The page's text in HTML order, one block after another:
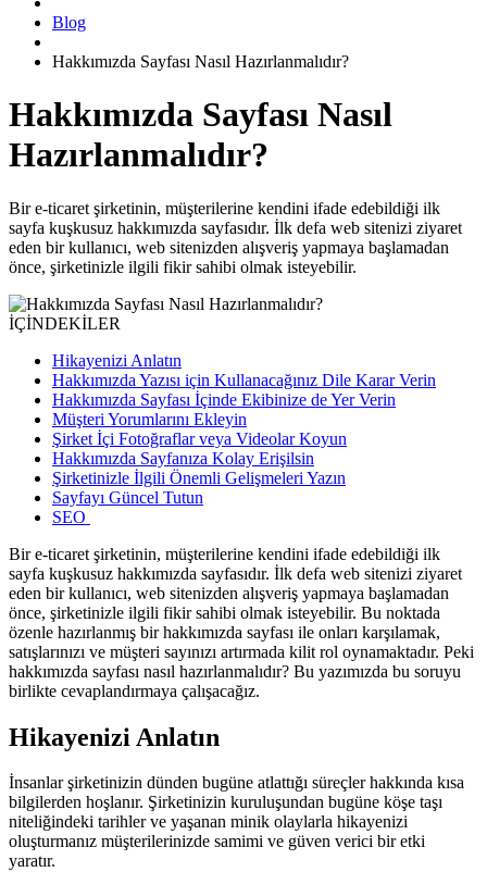
Blog
Hakkımızda Sayfası Nasıl Hazırlanmalıdır?
Hakkımızda Sayfası Nasıl
Hazırlanmalıdır?
Bir e-ticaret şirketinin, müşterilerine kendini ifade edebildiği ilk
sayfa kuşkusuz hakkımızda sayfasıdır. İlk defa web sitenizi ziyaret
eden bir kullanıcı, web sitenizden alışveriş yapmaya başlamadan
önce, şirketinizle ilgili fikir sahibi olmak isteyebilir.
İÇİNDEKİLER
Hikayenizi Anlatın
Hakkımızda Yazısı için Kullanacağınız Dile Karar Verin
Hakkımızda Sayfası İçinde Ekibinize de Yer Verin
Müşteri Yorumlarını Ekleyin
Şirket İçi Fotoğraflar veya Videolar Koyun
Hakkımızda Sayfanıza Kolay Erişilsin
Şirketinizle İlgili Önemli Gelişmeleri Yazın
Sayfayı Güncel Tutun
SEO
Bir e-ticaret şirketinin, müşterilerine kendini ifade edebildiği ilk
sayfa kuşkusuz hakkımızda sayfasıdır. İlk defa web sitenizi ziyaret
eden bir kullanıcı, web sitenizden alışveriş yapmaya başlamadan
önce, şirketinizle ilgili fikir sahibi olmak isteyebilir. Bu noktada
özenle hazırlanmış bir hakkımızda sayfası ile onları karşılamak,
satışlarınızı ve müşteri sayınızı artırmada kilit rol oynamaktadır. Peki
hakkımızda sayfası nasıl hazırlanmalıdır? Bu yazımızda bu soruyu
birlikte cevaplandırmaya çalışacağız.
Hikayenizi Anlatın
İnsanlar şirketinizin dünden bugüne atlattığı süreçler hakkında kısa
bilgilerden hoşlanır. Şirketinizin kuruluşundan bugüne köşe taşı
niteliğindeki tarihler ve yaşanan minik olaylarla hikayenizi
oluşturmanız müşterilerinizde samimi ve güven verici bir etki
yaratır.